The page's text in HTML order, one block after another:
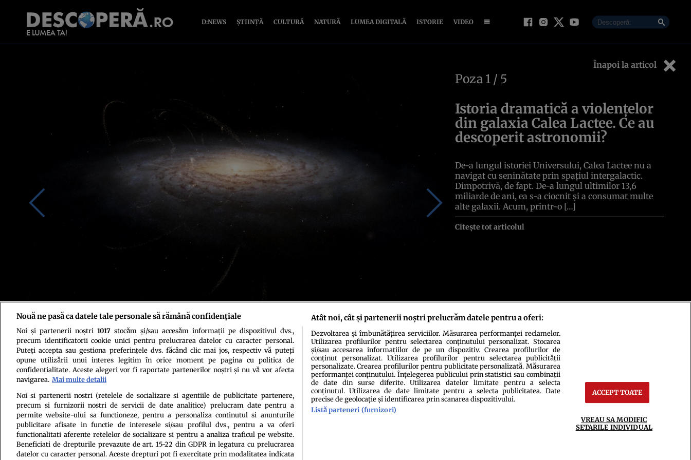
D:NEWS ȘTIINȚĂ CULTURĂ NATURĂ LUMEA DIGITALĂ ISTORIE VIDEO
Înapoi la articol
Credit: S. Payne-Wardenaar/K. Malhan, MPIA
Poza 1 / 5
Istoria dramatică a violențelor
din galaxia Calea Lactee. Ce au
descoperit astronomii?
De-a lungul istoriei Universului, Calea Lactee nu a
navigat cu seninătate prin spațiul intergalactic.
Dimpotrivă, de fapt. De-a lungul ultimilor 13,6
miliarde de ani, ea s-a ciocnit și a consumat multe
alte galaxii. Acum, printr-o […]
Citește tot articolul
Politica de confidenţialitatePolitica de cookiesTermeni şi condiţii Echipa redacțională ContactSetări Cookies
Nouă ne pasă ca datele tale personale să rămână confidențiale
Noi și partenerii noștri 1017stocăm și/sau accesăm informații pe dispozitivul dvs.,
precum identificatorii cookie unici pentru prelucrarea datelor cu caracter personal.
Puteți accepta sau gestiona preferințele dvs. făcând clic mai jos, respectiv vă puteți
opune utilizării unui interes legitim în orice moment pe pagina cu politica de
confidențialitate. Aceste alegeri vor fi raportate partenerilor noștri și nu vă vor afecta
navigarea. Mai multe detalii
Noi si partenerii nostri (retelele de socializare si agentiile de publicitate partenere,
precum si furnizorii nostri de servicii de date analitice) prelucram date pentru a
permite website-ului sa functioneze, pentru a personaliza continutul si anunturile
publicitare afisate in functie de interesele si/sau profilul dvs., pentru a va oferi
functionalitati aferente retelelor de socializare si pentru a analiza traficul pe website.
Beneficiati de drepturile prevazute de art. 15-22 din GDPR in legatura cu prelucrarea
datelor cu caracter personal. Aceste drepturi pot fi exercitate prin modalitatea indicata
Atât noi, cât și partenerii noștri prelucrăm datele pentru a oferi:
Dezvoltarea și îmbunătățirea serviciilor. Măsurarea performanței reclamelor.
Utilizarea profilurilor pentru selectarea conținutului personalizat. Stocarea
și/sau accesarea informațiilor de pe un dispozitiv. Crearea profilurilor de
conținut personalizat. Utilizarea profilurilor pentru selectarea publicității
personalizate. Crearea profilurilor pentru publicitate personalizată. Măsurarea
performanței conținutului. Înțelegerea publicului prin statistici sau combinații
de date din surse diferite. Utilizarea datelor limitate pentru a selecta
conținutul. Utilizarea de date limitate pentru a selecta publicitatea. Date
precise de geolocație și identificarea prin scanarea dispozitivului.
Listă parteneri (furnizori)
ACCEPT TOATE
VREAU SA MODIFIC
SETARILE INDIVIDUAL